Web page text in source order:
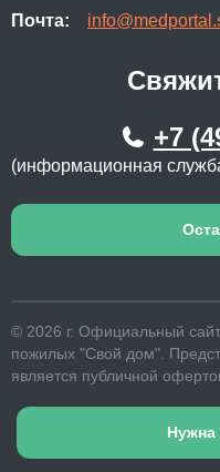
Почта:
+7
(информационная
© 2026 г. Официальный
пожилых "Свой дом".
является публичной
Нужна